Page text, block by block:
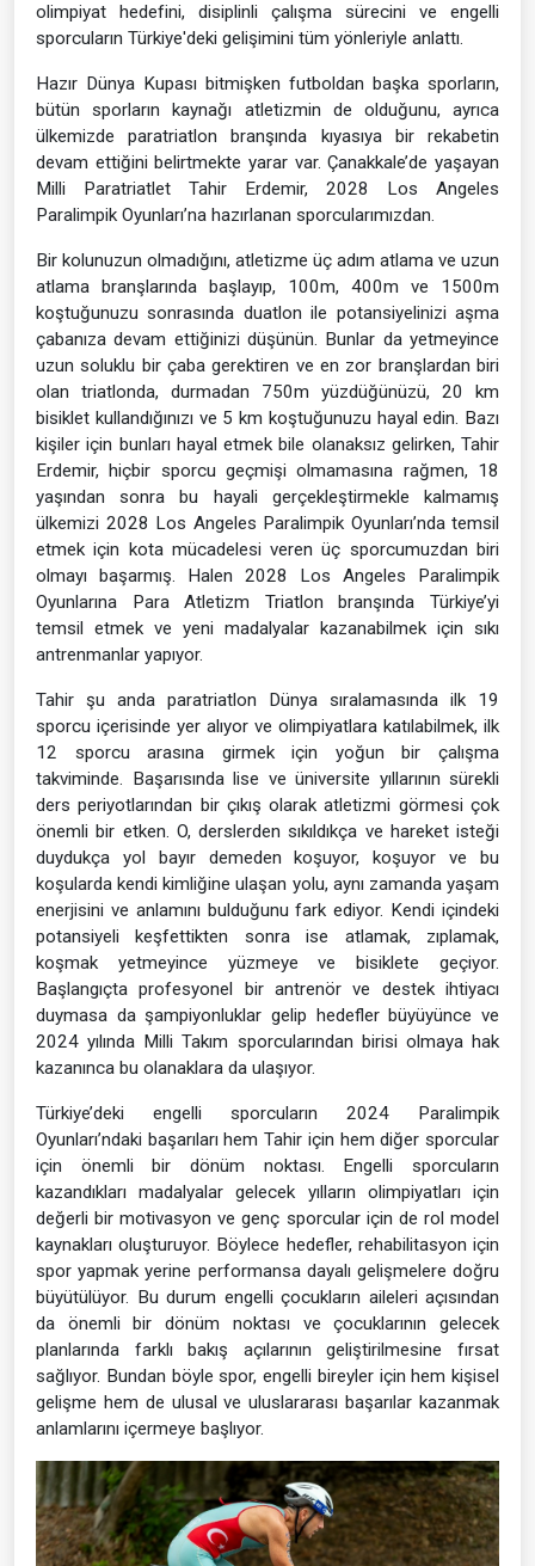
olimpiyat hedefini, disiplinli çalışma sürecini ve engelli
sporcuların Türkiye'deki gelişimini tüm yönleriyle anlattı.
Hazır Dünya Kupası bitmişken futboldan başka sporların,
bütün sporların kaynağı atletizmin de olduğunu, ayrıca
ülkemizde paratriatlon branşında kıyasıya bir rekabetin
devam ettiğini belirtmekte yarar var. Çanakkale’de yaşayan
Milli Paratriatlet Tahir Erdemir, 2028 Los Angeles
Paralimpik Oyunları’na hazırlanan sporcularımızdan.
Bir kolunuzun olmadığını, atletizme üç adım atlama ve uzun
atlama branşlarında başlayıp, 100m, 400m ve 1500m
koştuğunuzu sonrasında duatlon ile potansiyelinizi aşma
çabanıza devam ettiğinizi düşünün. Bunlar da yetmeyince
uzun soluklu bir çaba gerektiren ve en zor branşlardan biri
olan triatlonda, durmadan 750m yüzdüğünüzü, 20 km
bisiklet kullandığınızı ve 5 km koştuğunuzu hayal edin. Bazı
kişiler için bunları hayal etmek bile olanaksız gelirken, Tahir
Erdemir, hiçbir sporcu geçmişi olmamasına rağmen, 18
yaşından sonra bu hayali gerçekleştirmekle kalmamış
ülkemizi 2028 Los Angeles Paralimpik Oyunları’nda temsil
etmek için kota mücadelesi veren üç sporcumuzdan biri
olmayı başarmış. Halen 2028 Los Angeles Paralimpik
Oyunlarına Para Atletizm Triatlon branşında Türkiye’yi
temsil etmek ve yeni madalyalar kazanabilmek için sıkı
antrenmanlar yapıyor.
Tahir şu anda paratriatlon Dünya sıralamasında ilk 19
sporcu içerisinde yer alıyor ve olimpiyatlara katılabilmek, ilk
12 sporcu arasına girmek için yoğun bir çalışma
takviminde. Başarısında lise ve üniversite yıllarının sürekli
ders periyotlarından bir çıkış olarak atletizmi görmesi çok
önemli bir etken. O, derslerden sıkıldıkça ve hareket isteği
duydukça yol bayır demeden koşuyor, koşuyor ve bu
koşularda kendi kimliğine ulaşan yolu, aynı zamanda yaşam
enerjisini ve anlamını bulduğunu fark ediyor. Kendi içindeki
potansiyeli keşfettikten sonra ise atlamak, zıplamak,
koşmak yetmeyince yüzmeye ve bisiklete geçiyor.
Başlangıçta profesyonel bir antrenör ve destek ihtiyacı
duymasa da şampiyonluklar gelip hedefler büyüyünce ve
2024 yılında Milli Takım sporcularından birisi olmaya hak
kazanınca bu olanaklara da ulaşıyor.
Türkiye’deki engelli sporcuların 2024 Paralimpik
Oyunları’ndaki başarıları hem Tahir için hem diğer sporcular
için önemli bir dönüm noktası. Engelli sporcuların
kazandıkları madalyalar gelecek yılların olimpiyatları için
değerli bir motivasyon ve genç sporcular için de rol model
kaynakları oluşturuyor. Böylece hedefler, rehabilitasyon için
spor yapmak yerine performansa dayalı gelişmelere doğru
büyütülüyor. Bu durum engelli çocukların aileleri açısından
da önemli bir dönüm noktası ve çocuklarının gelecek
planlarında farklı bakış açılarının geliştirilmesine fırsat
sağlıyor. Bundan böyle spor, engelli bireyler için hem kişisel
gelişme hem de ulusal ve uluslararası başarılar kazanmak
anlamlarını içermeye başlıyor.